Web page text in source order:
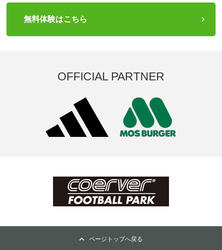
無料体験はこちら
OFFICIAL PARTNER
ページトップへ戻る